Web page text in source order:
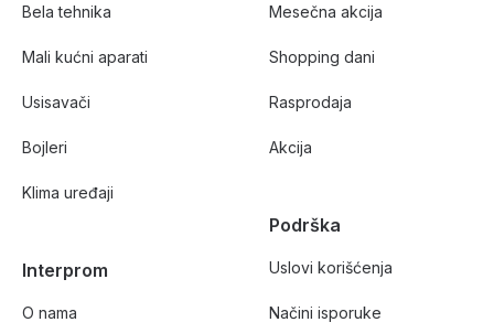
Bela tehnika
Mali kućni aparati
Usisavači
Bojleri
Klima uređaji
Interprom
O nama
Mesečna akcija
Shopping dani
Rasprodaja
Akcija
Podrška
Uslovi korišćenja
Načini isporuke